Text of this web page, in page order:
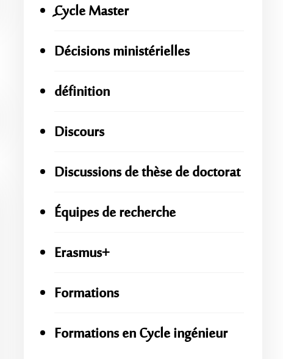
ِِِCycle Master
Décisions ministérielles
définition
Discours
Discussions de thèse de doctorat
Équipes de recherche
Erasmus+
Formations
Formations en Cycle ingénieur